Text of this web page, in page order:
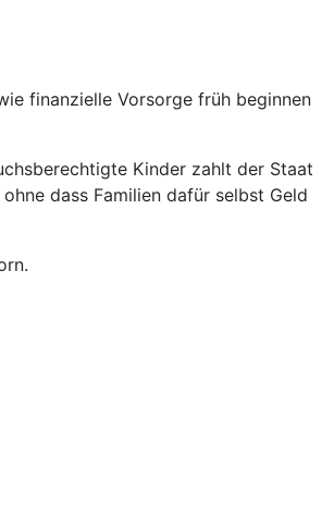
finanzielle Vorsorge früh beginnen
Kinder zahlt der Staat
dass Familien dafür selbst Geld